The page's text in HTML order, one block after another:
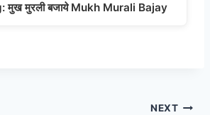
मुख मुरली बजाये Mukh Murali Bajay
NEXT